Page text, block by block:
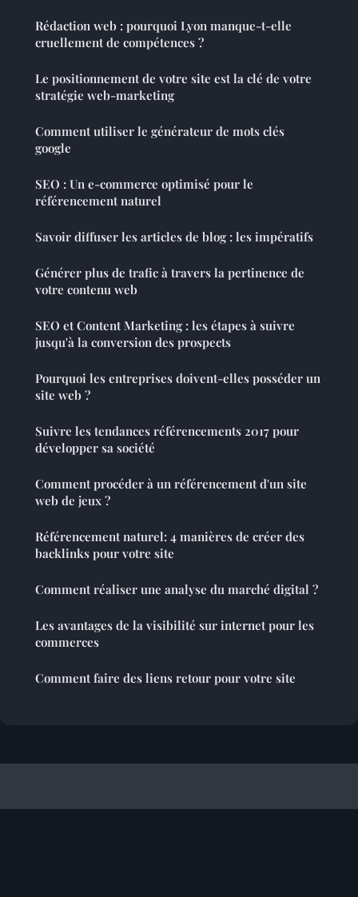
Rédaction web : pourquoi Lyon manque-t-elle
cruellement de compétences ?
Le positionnement de votre site est la clé de votre
stratégie web-marketing
Comment utiliser le générateur de mots clés
google
SEO : Un e-commerce optimisé pour le
référencement naturel
Savoir diffuser les articles de blog : les impératifs
Générer plus de trafic à travers la pertinence de
votre contenu web
SEO et Content Marketing : les étapes à suivre
jusqu'à la conversion des prospects
Pourquoi les entreprises doivent-elles posséder un
site web ?
Suivre les tendances référencements 2017 pour
développer sa société
Comment procéder à un référencement d'un site
web de jeux ?
Référencement naturel: 4 manières de créer des
backlinks pour votre site
Comment réaliser une analyse du marché digital ?
Les avantages de la visibilité sur internet pour les
commerces
Comment faire des liens retour pour votre site
Referencement Site Francophone